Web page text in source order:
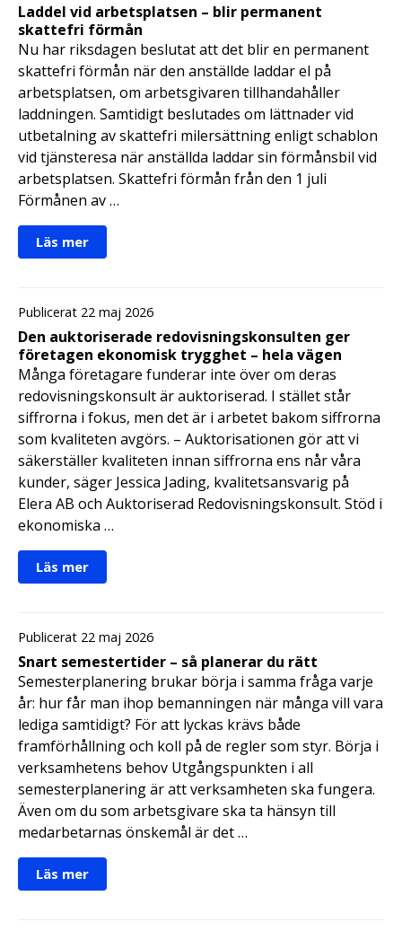
Laddel vid arbetsplatsen – blir permanent
skattefri förmån
Nu har riksdagen beslutat att det blir en permanent
skattefri förmån när den anställde laddar el på
arbetsplatsen, om arbetsgivaren tillhandahåller
laddningen. Samtidigt beslutades om lättnader vid
utbetalning av skattefri milersättning enligt schablon
vid tjänsteresa när anställda laddar sin förmånsbil vid
arbetsplatsen. Skattefri förmån från den 1 juli
Förmånen av …
Läs mer
Publicerat 22 maj 2026
Den auktoriserade redovisningskonsulten ger
företagen ekonomisk trygghet – hela vägen
Många företagare funderar inte över om deras
redovisningskonsult är auktoriserad. I stället står
siffrorna i fokus, men det är i arbetet bakom siffrorna
som kvaliteten avgörs. – Auktorisationen gör att vi
säkerställer kvaliteten innan siffrorna ens når våra
kunder, säger Jessica Jading, kvalitetsansvarig på
Elera AB och Auktoriserad Redovisningskonsult. Stöd i
ekonomiska …
Läs mer
Publicerat 22 maj 2026
Snart semestertider – så planerar du rätt
Semesterplanering brukar börja i samma fråga varje
år: hur får man ihop bemanningen när många vill vara
lediga samtidigt? För att lyckas krävs både
framförhållning och koll på de regler som styr. Börja i
verksamhetens behov Utgångspunkten i all
semesterplanering är att verksamheten ska fungera.
Även om du som arbetsgivare ska ta hänsyn till
medarbetarnas önskemål är det …
Läs mer